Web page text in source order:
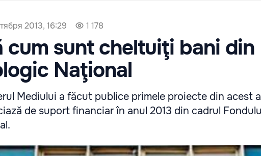
2013, 16:29 1 178
cum sunt cheltuiţi bani din
Naţional
Mediului a făcut publice primele proiecte din acest
de suport financiar în anul 2013 din cadrul